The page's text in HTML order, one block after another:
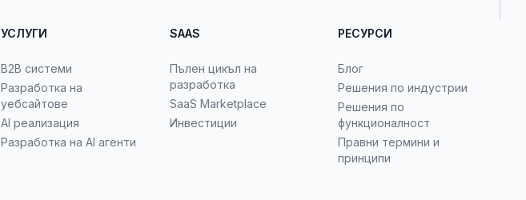
УСЛУГИ
B2B системи
Разработка на
уебсайтове
AI реализация
Разработка на AI агенти
SAAS
Пълен цикъл на
разработка
SaaS Marketplace
Инвестиции
РЕСУРСИ
Блог
Решения по индустрии
Решения по
функционалност
Правни термини и
принципи